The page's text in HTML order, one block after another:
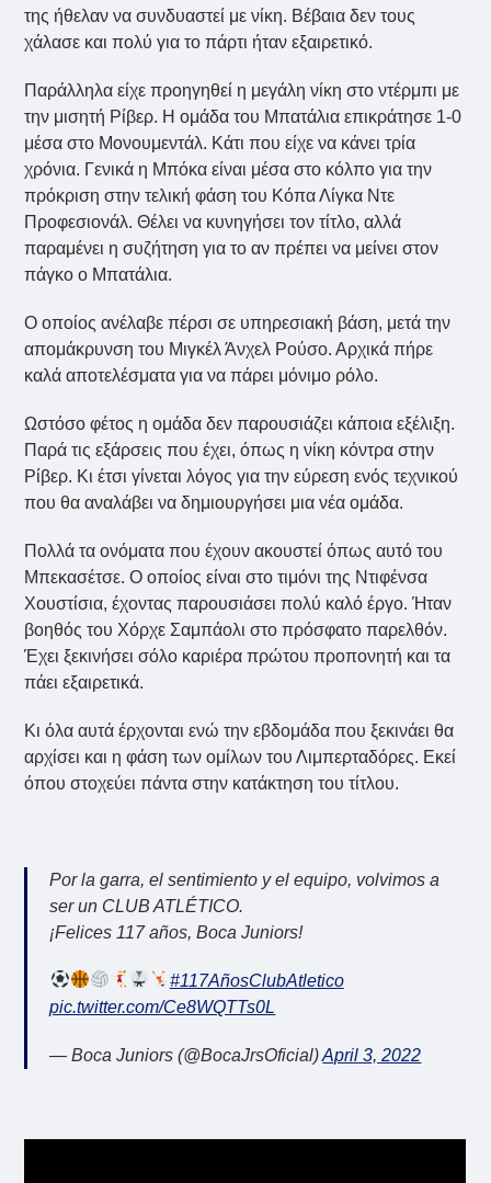
της ήθελαν να συνδυαστεί με νίκη. Βέβαια δεν τους
χάλασε και πολύ για το πάρτι ήταν εξαιρετικό.
Παράλληλα είχε προηγηθεί η μεγάλη νίκη στο ντέρμπι με
την μισητή Ρίβερ. Η ομάδα του Μπατάλια επικράτησε 1-0
μέσα στο Μονουμεντάλ. Κάτι που είχε να κάνει τρία
χρόνια. Γενικά η Μπόκα είναι μέσα στο κόλπο για την
πρόκριση στην τελική φάση του Κόπα Λίγκα Ντε
Προφεσιονάλ. Θέλει να κυνηγήσει τον τίτλο, αλλά
παραμένει η συζήτηση για το αν πρέπει να μείνει στον
πάγκο ο Μπατάλια.
Ο οποίος ανέλαβε πέρσι σε υπηρεσιακή βάση, μετά την
απομάκρυνση του Μιγκέλ Άνχελ Ρούσο. Αρχικά πήρε
καλά αποτελέσματα για να πάρει μόνιμο ρόλο.
Ωστόσο φέτος η ομάδα δεν παρουσιάζει κάποια εξέλιξη.
Παρά τις εξάρσεις που έχει, όπως η νίκη κόντρα στην
Ρίβερ. Κι έτσι γίνεται λόγος για την εύρεση ενός τεχνικού
που θα αναλάβει να δημιουργήσει μια νέα ομάδα.
Πολλά τα ονόματα που έχουν ακουστεί όπως αυτό του
Μπεκασέτσε. Ο οποίος είναι στο τιμόνι της Ντιφένσα
Χουστίσια, έχοντας παρουσιάσει πολύ καλό έργο. Ήταν
βοηθός του Χόρχε Σαμπάολι στο πρόσφατο παρελθόν.
Έχει ξεκινήσει σόλο καριέρα πρώτου προπονητή και τα
πάει εξαιρετικά.
Κι όλα αυτά έρχονται ενώ την εβδομάδα που ξεκινάει θα
αρχίσει και η φάση των ομίλων του Λιμπερταδόρες. Εκεί
όπου στοχεύει πάντα στην κατάκτηση του τίτλου.
Por la garra, el sentimiento y el equipo, volvimos a
ser un CLUB ATLÉTICO.
¡Felices 117 años, Boca Juniors!
#117AñosClubAtletico
pic.twitter.com/Ce8WQTTs0L
— Boca Juniors (@BocaJrsOficial)April 3, 2022